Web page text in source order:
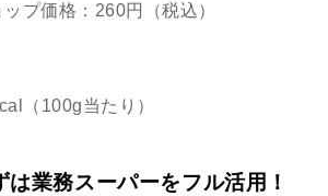
プ価格：260円（税込）
（100g当たり）
は業務スーパーをフル活用！